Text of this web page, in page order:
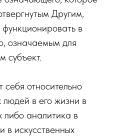
Другим,
в
означаемым для
субъект.
относительно
в его жизни в
либо аналитика в
в искусственных